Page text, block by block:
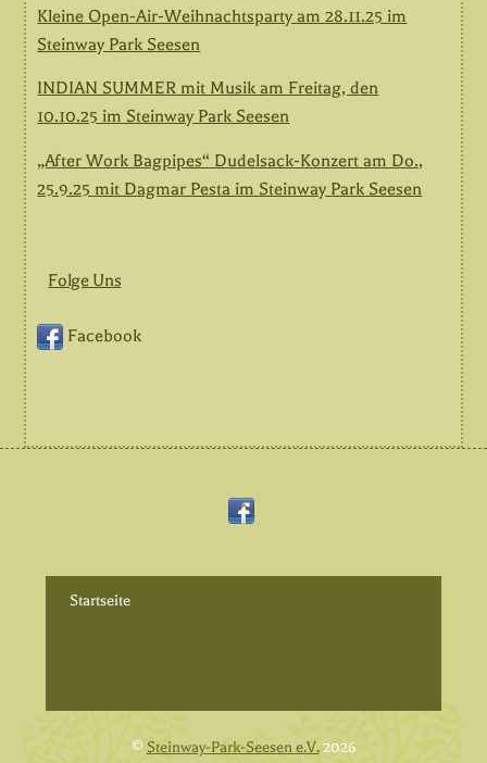
Kleine Open-Air-Weihnachtsparty am 28.11.25 im
Steinway Park Seesen
INDIAN SUMMER mit Musik am Freitag, den
10.10.25 im Steinway Park Seesen
„After Work Bagpipes“ Dudelsack-Konzert am Do.,
25.9.25 mit Dagmar Pesta im Steinway Park Seesen
Folge Uns
Facebook
Back
Startseite
©Steinway-Park-Seesen e.V.2026